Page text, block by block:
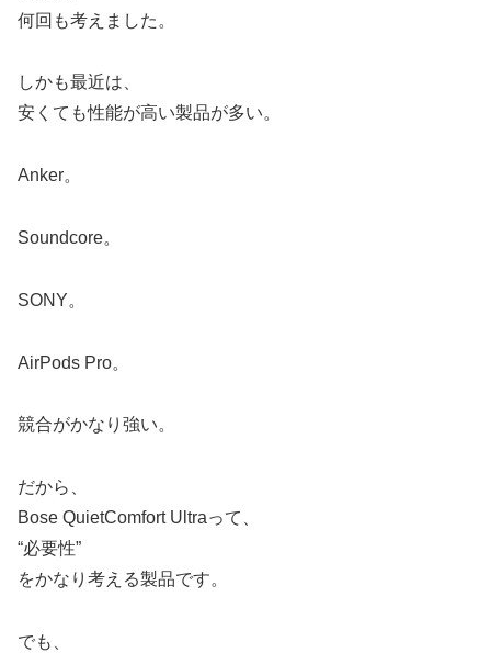
何回も考えました。
しかも最近は、
安くても性能が高い製品が多い。
Anker。
Soundcore。
SONY。
AirPods Pro。
競合がかなり強い。
だから、
Bose QuietComfort Ultraって、
“必要性”
をかなり考える製品です。
でも、